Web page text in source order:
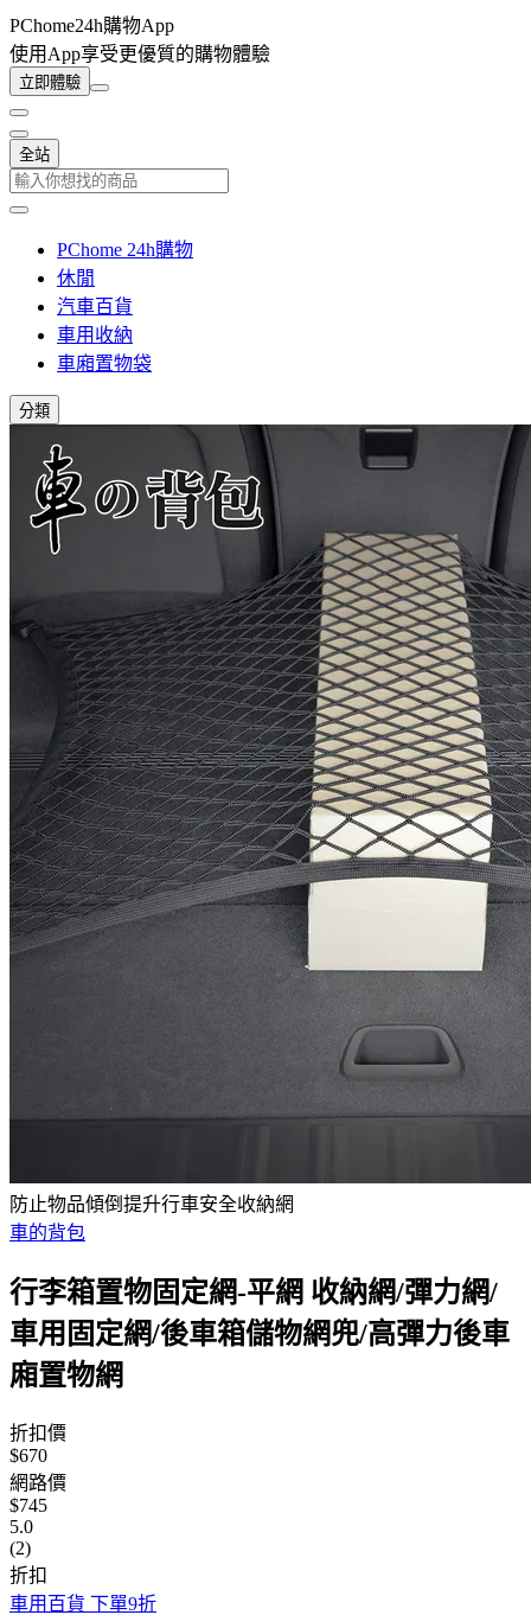
PChome24h購物App
使用App享受更優質的購物體驗
立即體驗
全站
PChome 24h購物
休閒
汽車百貨
車用收納
車廂置物袋
分類
防止物品傾倒提升行車安全收納網
車的背包
行李箱置物固定網-平網 收納網/彈力網/
車用固定網/後車箱儲物網兜/高彈力後車
廂置物網
折扣價
$670
網路價
$745
5.0
(2)
折扣
車用百貨 下單9折